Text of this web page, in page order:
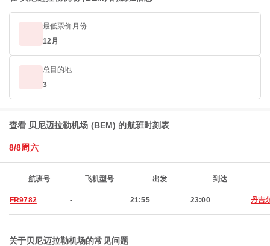
最低票价月份
12月
总目的地
3
查看 贝尼迈拉勒机场 (BEM) 的航班时刻表
8/8周六
航班号 飞机型号 出发 到达
FR9782 - 21:55 23:00 丹吉
关于贝尼迈拉勒机场的常见问题